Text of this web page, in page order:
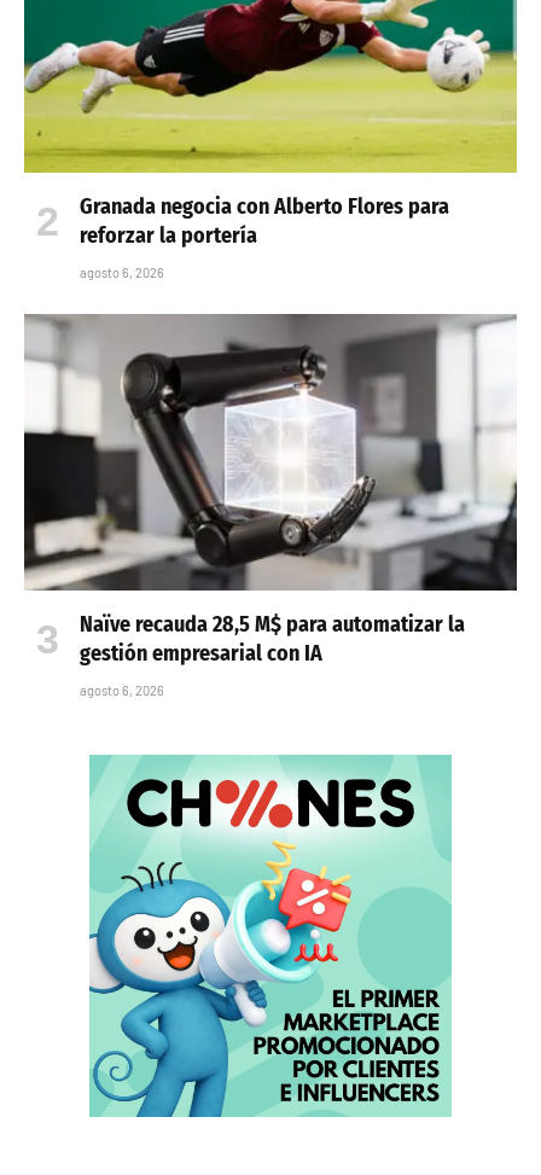
Granada negocia con Alberto Flores para
reforzar la portería
agosto 6, 2026
Naïve recauda 28,5 M$ para automatizar la
gestión empresarial con IA
agosto 6, 2026